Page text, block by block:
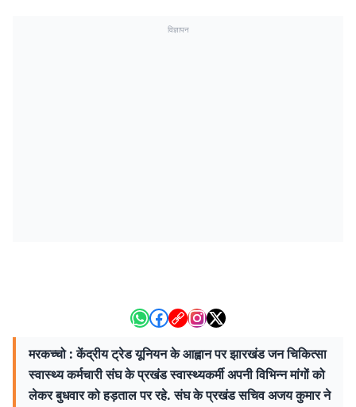
विज्ञापन
मरकच्चो : केंद्रीय ट्रेड यूनियन के आह्वान पर झारखंड जन चिकित्सा
स्वास्थ्य कर्मचारी संघ के प्रखंड स्वास्थ्यकर्मी अपनी विभिन्न मांगों को
लेकर बुधवार को हड़ताल पर रहे. संघ के प्रखंड सचिव अजय कुमार ने